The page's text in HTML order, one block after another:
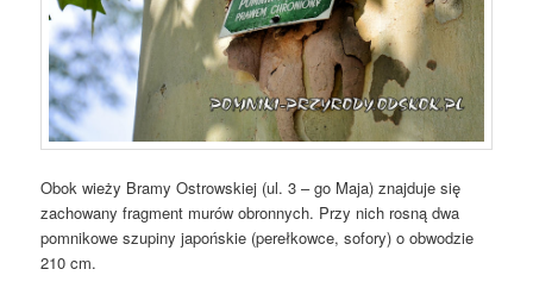
Obok wieży Bramy Ostrowskiej (ul. 3 – go Maja) znajduje się
zachowany fragment murów obronnych. Przy nich rosną dwa
pomnikowe szupiny japońskie (perełkowce, sofory) o obwodzie
210 cm.